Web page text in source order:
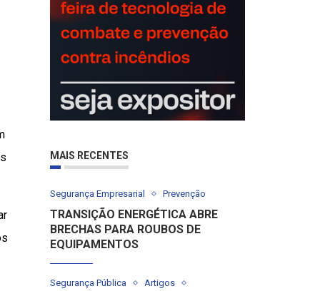
MAIS RECENTES
Segurança Empresarial Prevenção
TRANSIÇÃO ENERGÉTICA ABRE
BRECHAS PARA ROUBOS DE
EQUIPAMENTOS
Segurança Pública
Artigos